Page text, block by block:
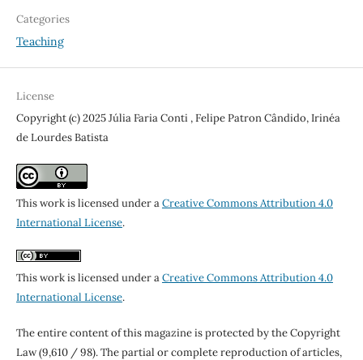
Categories
Teaching
License
Copyright (c) 2025 Júlia Faria Conti , Felipe Patron Cândido, Irinéa
de Lourdes Batista
This work is licensed under aCreative Commons Attribution 4.0
International License.
This work is licensed under aCreative Commons Attribution 4.0
International License.
The entire content of this magazine is protected by the Copyright
Law (9,610 / 98). The partial or complete reproduction of articles,